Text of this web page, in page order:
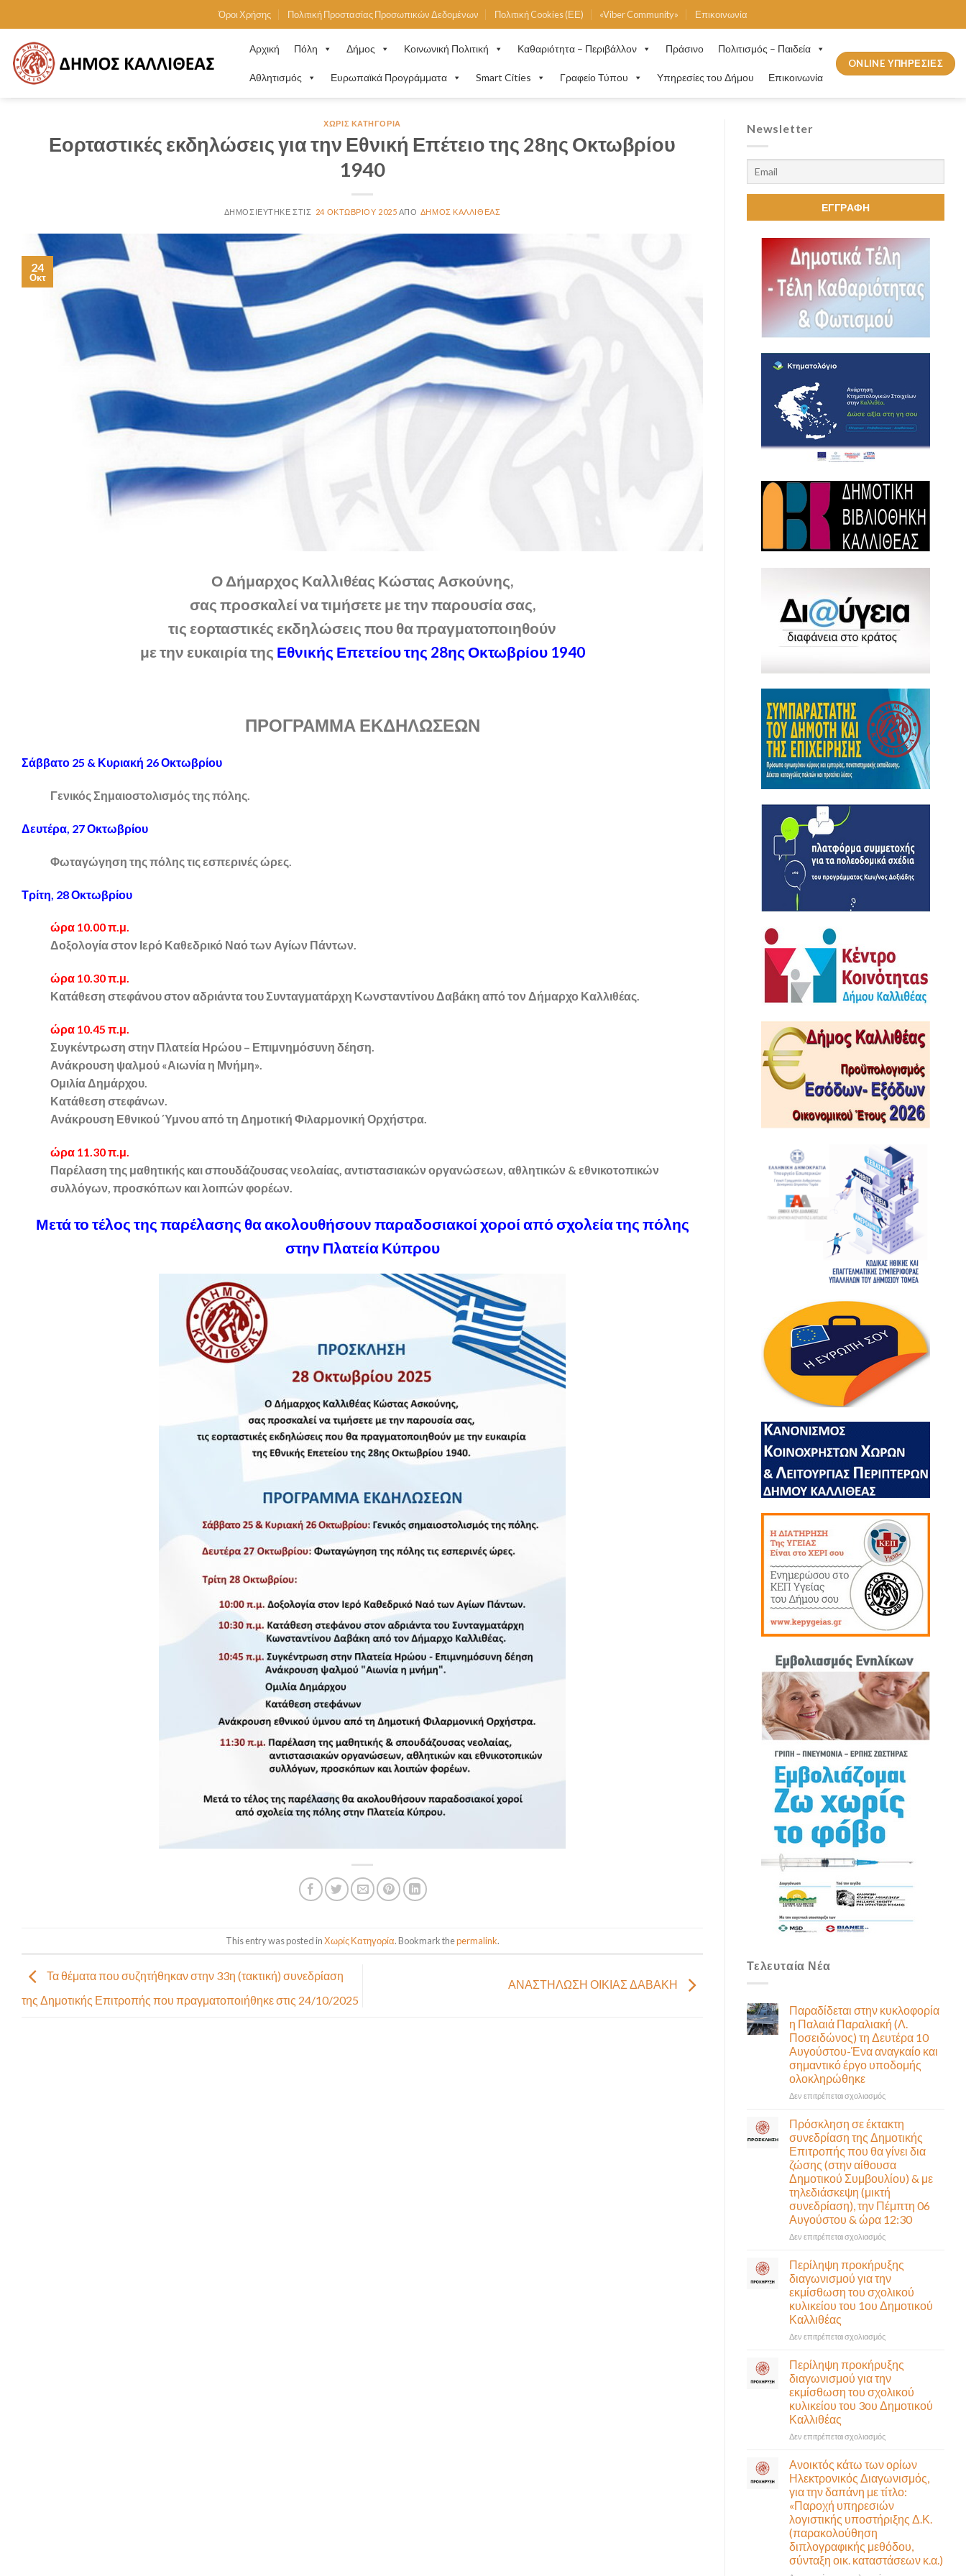
to
content
Όροι Χρήσης Πολιτική Προστασίας Προσωπικών Δεδομένων Πολιτική Cookies (ΕΕ) «Viber Community» Επικοινωνία
Αρχική Πόλη Δήμος Κοινωνική Πολιτική Καθαριότητα – Περιβάλλον Πράσινο Πολιτισμός – Παιδεία
Αθλητισμός Ευρωπαϊκά Προγράμματα Smart Cities Γραφείο Τύπου Υπηρεσίες του Δήμου Επικοινωνία
ONLINE ΥΠΗΡΕΣΙΕΣ
ΧΩΡΊΣ ΚΑΤΗΓΟΡΊΑ
Εορταστικές εκδηλώσεις για την Εθνική Επέτειο της 28ης Οκτωβρίου
1940
24 ΟΚΤΩΒΡΊΟΥ 2025 ΔΉΜΟΣ ΚΑΛΛΙΘΈΑΣ
24
Οκτ
Ο Δήμαρχος Καλλιθέας Κώστας Ασκούνης,
σας προσκαλεί να τιμήσετε με την παρουσία σας,
τις εορταστικές εκδηλώσεις που θα πραγματοποιηθούν
με την ευκαιρία της Εθνικής Επετείου της 28ης Οκτωβρίου 1940
ΠΡΟΓΡΑΜΜΑ ΕΚΔΗΛΩΣΕΩΝ
Σάββατο 25 & Κυριακή 26 Οκτωβρίου
Γενικός Σημαιοστολισμός της πόλης.
Δευτέρα, 27 Οκτωβρίου
Φωταγώγηση της πόλης τις εσπερινές ώρες.
Τρίτη, 28 Οκτωβρίου
ώρα 10.00 π.μ.
Δοξολογία στον Ιερό Καθεδρικό Ναό των Αγίων Πάντων.
ώρα 10.30 π.μ.
Κατάθεση στεφάνου στον αδριάντα του Συνταγματάρχη Κωνσταντίνου Δαβάκη από τον Δήμαρχο Καλλιθέας.
ώρα 10.45 π.μ.
Συγκέντρωση στην Πλατεία Ηρώου – Επιμνημόσυνη δέηση.
Ανάκρουση ψαλμού «Αιωνία η Μνήμη».
Ομιλία Δημάρχου.
Κατάθεση στεφάνων.
Ανάκρουση Εθνικού Ύμνου από τη Δημοτική Φιλαρμονική Ορχήστρα.
ώρα 11.30 π.μ.
Παρέλαση της μαθητικής και σπουδάζουσας νεολαίας, αντιστασιακών οργανώσεων, αθλητικών & εθνικοτοπικών
συλλόγων, προσκόπων και λοιπών φορέων.
Μετά το τέλος της παρέλασης θα ακολουθήσουν παραδοσιακοί χοροί από σχολεία της πόλης
στην Πλατεία Κύπρου
This entry was posted inΧωρίς Κατηγορία. Bookmark thepermalink.
Τα θέματα που συζητήθηκαν στην 33η (τακτική) συνεδρίαση
της Δημοτικής Επιτροπής που πραγματοποιήθηκε στις 24/10/2025
ΑΝΑΣΤΗΛΩΣΗ ΟΙΚΙΑΣ ΔΑΒΑΚΗ
Newsletter
Τελευταία Νέα
Παραδίδεται στην κυκλοφορία
η Παλαιά Παραλιακή (Λ.
Ποσειδώνος) τη Δευτέρα 10
Αυγούστου-Ένα αναγκαίο και
σημαντικό έργο υποδομής
ολοκληρώθηκε
Δεν επιτρέπεται σχολιασμόςστο
κυκλοφορία
η
Παλαιά
Παραλιακή
(Λ.
Ποσειδώνος)
τη
Δευτέρα
Αυγούστου-
αναγκαίο
και
σημαντικό
έργο
υποδομής
Πρόσκληση σε έκτακτη
συνεδρίαση της Δημοτικής
Επιτροπής που θα γίνει δια
ζώσης (στην αίθουσα
Δημοτικού Συμβουλίου) & με
τηλεδιάσκεψη (μικτή
συνεδρίαση), την Πέμπτη 06
Αυγούστου & ώρα 12:30
Δεν επιτρέπεται σχολιασμόςστο
σε
έκτακτη
συνεδρίαση
της
Δημοτικής
δια
ζώσης
(στην
αίθουσα
&
τηλεδιάσκεψη
(μικτή
συνεδρίαση),
την
Πέμπτη
06
Αυγούστου
&
ώρα
Περίληψη προκήρυξης
διαγωνισμού για την
εκμίσθωση του σχολικού
κυλικείου του 1ου Δημοτικού
Καλλιθέας
Δεν επιτρέπεται σχολιασμόςστο
προκήρυξης
διαγωνισμού
για
την
εκμίσθωση
1ου
Δημοτικού
Καλλιθέας
Περίληψη προκήρυξης
διαγωνισμού για την
εκμίσθωση του σχολικού
κυλικείου του 3ου Δημοτικού
Καλλιθέας
Δεν επιτρέπεται σχολιασμόςστο
προκήρυξης
διαγωνισμού
για
την
εκμίσθωση
του
κυλικείου
του
Ανοικτός κάτω των ορίων
Ηλεκτρονικός Διαγωνισμός,
για την δαπάνη με τίτλο:
«Παροχή υπηρεσιών
λογιστικής υποστήριξης Δ.Κ.
(παρακολούθηση
διπλογραφικής μεθόδου,
σύνταξη οικ. καταστάσεων κ.α.)